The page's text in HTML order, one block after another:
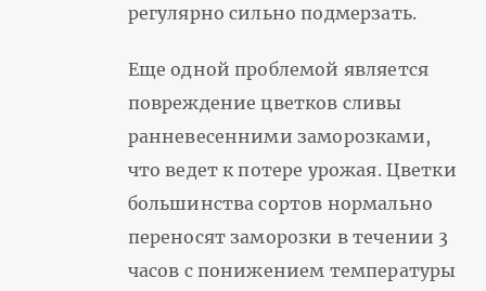
регулярно сильно подмерзать.
Еще одной проблемой является
повреждение цветков сливы
ранневесенними заморозками,
что ведет к потере урожая. Цветки
большинства сортов нормально
переносят заморозки в течении 3
часов с понижением температуры